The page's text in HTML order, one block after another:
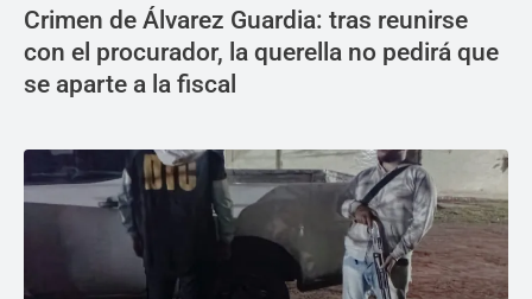
Crimen de Álvarez Guardia: tras reunirse
con el procurador, la querella no pedirá que
se aparte a la fiscal